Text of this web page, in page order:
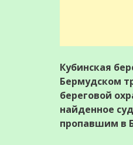
Кубинская
Бермудском
береговой
найденное
пропавшим в